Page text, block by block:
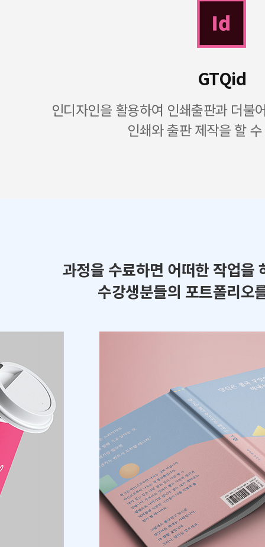
GTQid
인디자인을 활용하여 인쇄출판과 더불
인쇄와 출판 제작을 할
과정을 수료하면 어떠한 작업을
수강생분들의 포트폴리오